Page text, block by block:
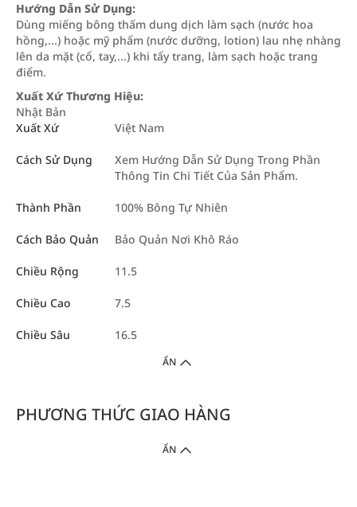
Hướng Dẫn Sử Dụng:
Dùng miếng bông thấm dung dịch làm sạch (nước hoa
hồng,...) hoặc mỹ phẩm (nước dưỡng, lotion) lau nhẹ nhàng
lên da mặt (cổ, tay,...) khi tẩy trang, làm sạch hoặc trang
điểm.
Xuất Xứ Thương Hiệu:
Nhật Bản
Xuất Xứ
Việt Nam
Cách Sử Dụng
Xem Hướng Dẫn Sử Dụng Trong Phần
Thông Tin Chi Tiết Của Sản Phẩm.
Thành Phần 100% Bông Tự Nhiên
Cách Bảo Quản Bảo Quản Nơi Khô Ráo
Chiều Rộng 11.5
Chiều Cao 7.5
Chiều Sâu 16.5
ẨN
PHƯƠNG THỨC GIAO HÀNG
ẨN